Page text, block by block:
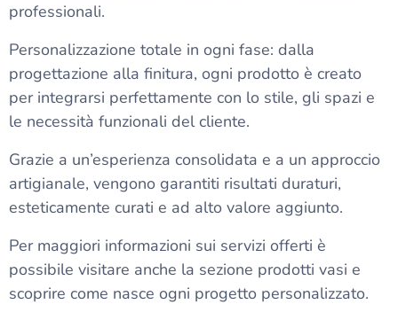
professionali.
Personalizzazione totale in ogni fase: dalla
progettazione alla finitura, ogni prodotto è creato
per integrarsi perfettamente con lo stile, gli spazi e
le necessità funzionali del cliente.
Grazie a un’esperienza consolidata e a un approccio
artigianale, vengono garantiti risultati duraturi,
esteticamente curati e ad alto valore aggiunto.
Per maggiori informazioni sui servizi offerti è
possibile visitare anche la sezione prodotti vasi e
scoprire come nasce ogni progetto personalizzato.